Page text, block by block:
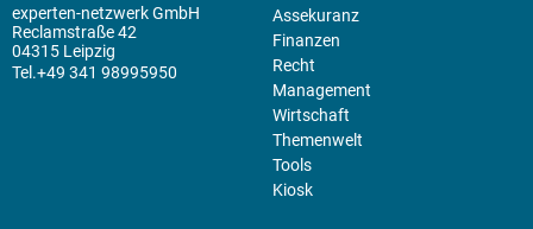
experten-netzwerk GmbH
Reclamstraße 42
04315 Leipzig
+49 341 98995950
Assekuranz
Finanzen
Recht
Management
Wirtschaft
Themenwelt
Tools
Kiosk